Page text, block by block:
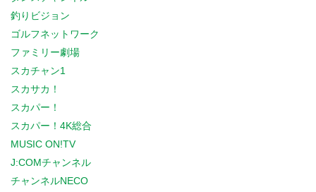
釣りビジョン
ゴルフネットワーク
ファミリー劇場
スカチャン1
スカサカ！
スカパー！
スカパー！4K総合
MUSIC ON!TV
J:COMチャンネル
チャンネルNECO